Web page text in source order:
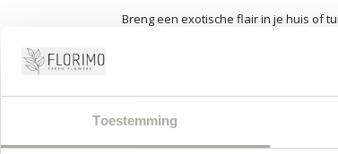
Toestemming
Breng een exotische flair in je huis of
een bloemstuk of een bijzondere
0Producten